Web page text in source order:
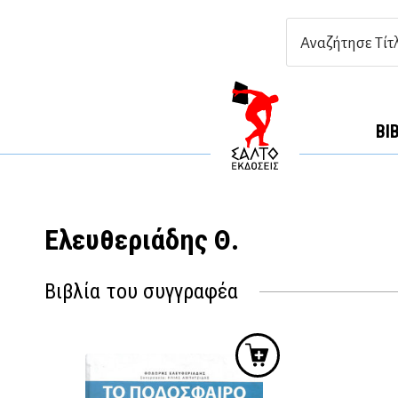
Ελευθεριάδης Θ.
Βιβλία του συγγραφέα